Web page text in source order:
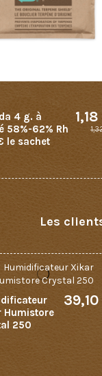
4 g. à
58%-62% Rh
le sachet
Les
Humistore
250
39,10